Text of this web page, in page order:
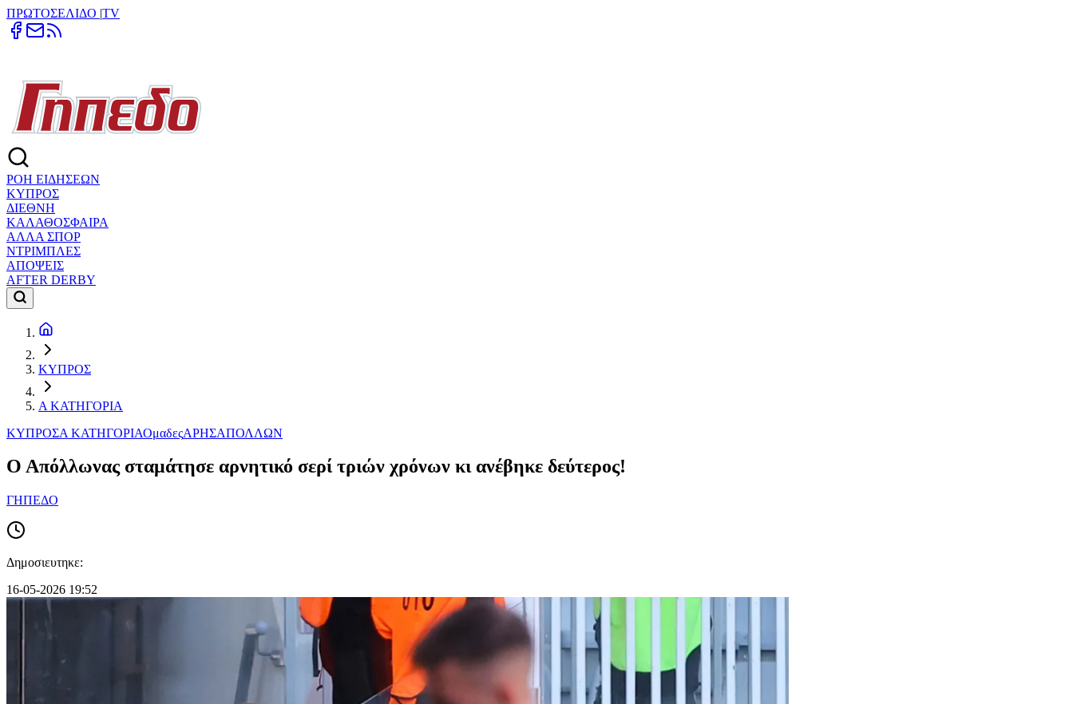
ΠΡΩΤΟΣΕΛΙΔΟ |TV
ΡΟΗ ΕΙΔΗΣΕΩΝ
ΚΥΠΡΟΣ
ΔΙΕΘΝΗ
ΚΑΛΑΘΟΣΦΑΙΡΑ
ΑΛΛΑ ΣΠΟΡ
ΝΤΡΙΜΠΛΕΣ
ΑΠΟΨΕΙΣ
AFTER DERBY
ΚΥΠΡΟΣ
Α ΚΑΤΗΓΟΡΙΑ
ΚΥΠΡΟΣΑ ΚΑΤΗΓΟΡΙΑΟμαδεςΑΡΗΣΑΠΟΛΛΩΝ
Ο Απόλλωνας σταμάτησε αρνητικό σερί τριών χρόνων κι ανέβηκε δεύτερος!
ΓΗΠΕΔΟ
Δημοσιευτηκε:
16-05-2026 19:52